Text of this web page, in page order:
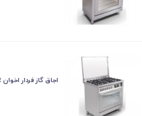
اجاق گاز فردار اخوان M 12-EDTR